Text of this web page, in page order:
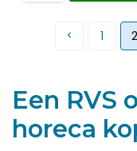
1 2
Een RVS
horeca